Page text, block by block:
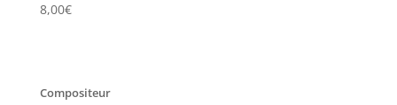
8,00€
Compositeur